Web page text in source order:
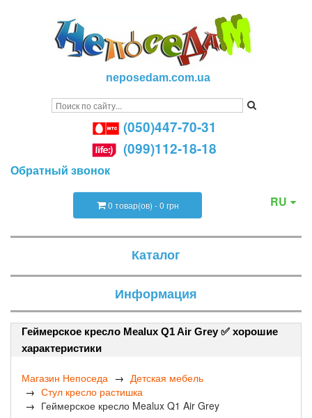
neposedam.com.ua
(050)447-70-31
(099)112-18-18
Обратный звонок
RU
0 товар(ов) - 0 грн
Каталог
Информация
Геймерское кресло Mealux Q1 Air Grey ✅ хорошие
характеристики
Магазин Непоседа
Детская мебель
Стул кресло растишка
Геймерское кресло Mealux Q1 Air Grey